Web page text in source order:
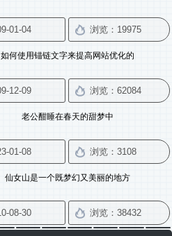
如何使用锚链文字来提高网站优化的
老公酣睡在春天的甜梦中
仙女山是一个既梦幻又美丽的地方